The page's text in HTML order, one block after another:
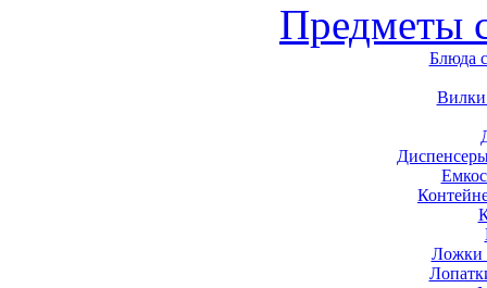
Предметы
Блюда
Ложки